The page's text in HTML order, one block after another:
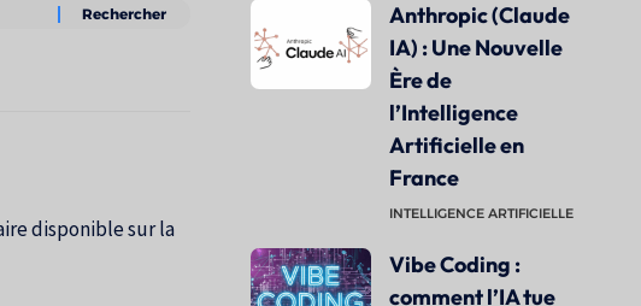
disponible sur la
Anthropic (Claude
IA) : Une Nouvelle
Ère de
l’Intelligence
Artificielle en
France
INTELLIGENCE ARTIFICIELLE
Vibe Coding :
comment l’IA tue